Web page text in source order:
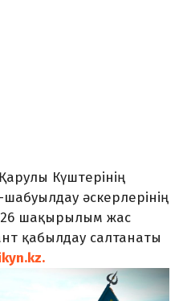
Күштерінің
әскерлерінің
шақырылым жас
қабылдау салтанаты